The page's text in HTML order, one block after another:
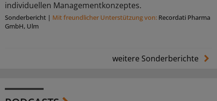
individuellen Managementkonzeptes.
Sonderbericht | Mit freundlicher Unterstützung von: Recordati Pharma
GmbH, Ulm
weitere Sonderberichte